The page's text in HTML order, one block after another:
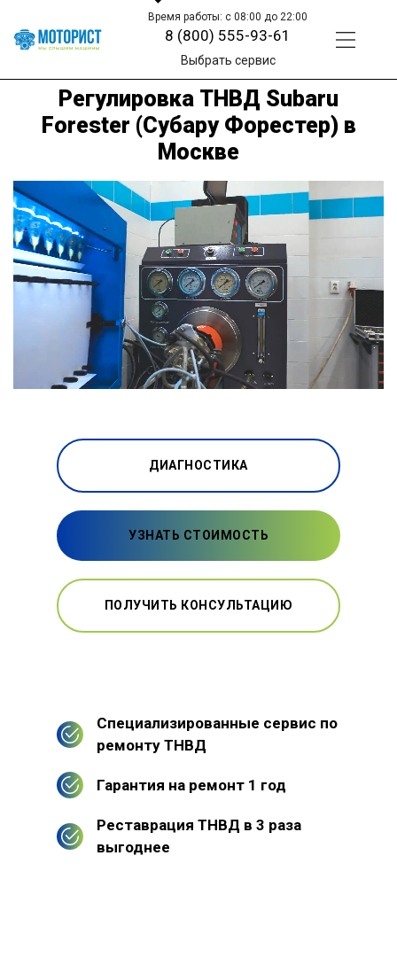
Время работы: с 08:00 до 22:00
8 (800) 555-93-61
Выбрать сервис
Регулировка ТНВД Subaru
Forester (Субару Форестер) в
Москве
ДИАГНОСТИКА
УЗНАТЬ СТОИМОСТЬ
ПОЛУЧИТЬ КОНСУЛЬТАЦИЮ
Специализированные сервис по
ремонту ТНВД
Гарантия на ремонт 1 год
Реставрация ТНВД в 3 раза
выгоднее